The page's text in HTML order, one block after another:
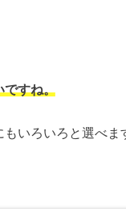
ですね。
いろいろと選べま